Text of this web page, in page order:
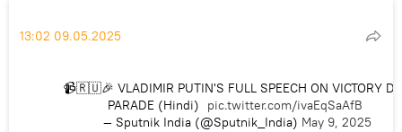
13:02 09.05.2025
📹🇷🇺🎉 VLADIMIR PUTIN'S FULL SPEECH ON VICTORY
PARADE (Hindi)
pic.twitter.com/ivaEqSaAfB
— Sputnik India (@Sputnik_India) May 9, 2025